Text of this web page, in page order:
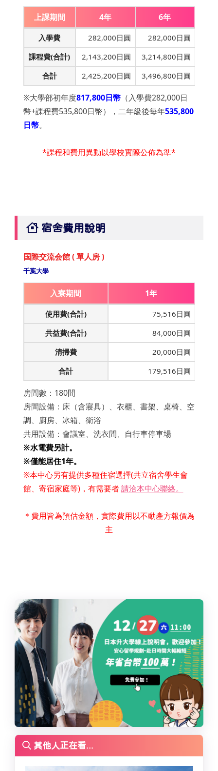
上課期間 4年 6年
入學費 282,000日圓
282,000日圓
課程費(合計)
2,143,200日圓
3,214,800日圓
合計
2,425,200日圓 3,496,800日圓
※大學部初年度817,800日幣（入學費282,000日
幣+課程費535,800日幣），二年級後每年535,800
日幣。
*課程和費用異動以學校實際公佈為準*
宿舍費用說明
国際交流会館 ( 單人房 )
千葉大學
入寮期間 1年
使用費(合計)
75,516日圓
共益費(合計)
84,000日圓
清掃費
20,000日圓
合計
179,516日圓
房間數：180間
房間設備：床（含寢具）、衣櫃、書架、桌椅、空
調、廚房、冰箱、衛浴
共用設備：會議室、洗衣間、自行車停車場
※水電費另計。
※僅能居住1年。
※本中心另有提供多種住宿選擇(共立宿舍學生會
館、寄宿家庭等)，有需要者請洽本中心聯絡。
＊費用皆為預估金額，實際費用以不動產方報價為
主
其他人正在看...